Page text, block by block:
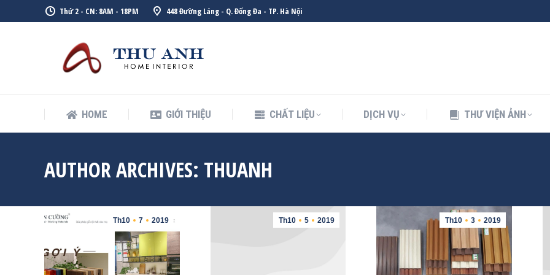
Thứ 2 - CN: 8AM - 18PM 448 Đường Láng - Q. Đống Đa - TP. Hà Nội
HOME GIỚI THIỆU CHẤT LIỆU DỊCH VỤ THƯ VIỆN ẢNH
AUTHOR ARCHIVES: THUANH
Th10 7 2019 Th10 5 2019 Th10 3 2019
HOME GIỚI THIỆU CHẤT LIỆU DỊCH VỤ THƯ VIỆN ẢNH